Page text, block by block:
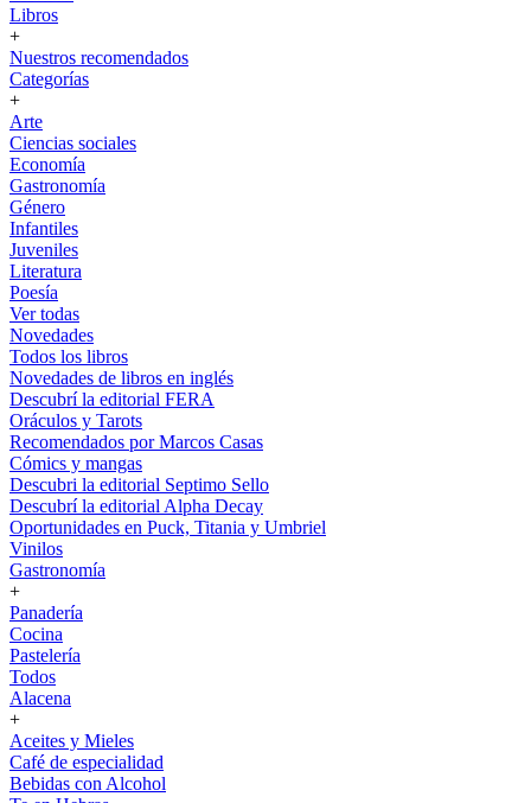
Libros
+
Nuestros recomendados
Categorías
+
Arte
Ciencias sociales
Economía
Gastronomía
Género
Infantiles
Juveniles
Literatura
Poesía
Ver todas
Novedades
Todos los libros
Novedades de libros en inglés
Descubrí la editorial FERA
Oráculos y Tarots
Recomendados por Marcos Casas
Cómics y mangas
Descubri la editorial Septimo Sello
Descubrí la editorial Alpha Decay
Oportunidades en Puck, Titania y Umbriel
Vinilos
Gastronomía
+
Panadería
Cocina
Pastelería
Todos
Alacena
+
Aceites y Mieles
Café de especialidad
Bebidas con Alcohol